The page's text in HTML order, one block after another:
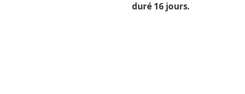
duré 16 jours.